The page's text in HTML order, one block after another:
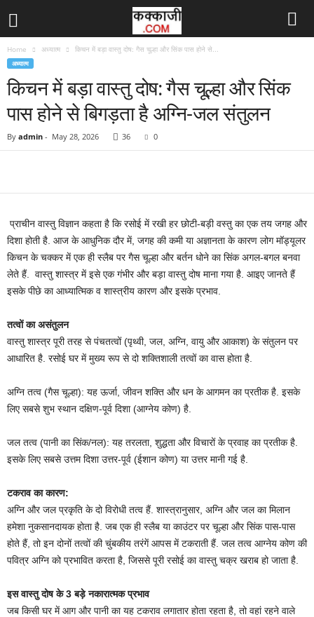
Home अध्यात्म किचन में बड़ा वास्तु दोष: गैस चूल्हा और सिंक पास होने से...
अध्यात्म
किचन में बड़ा वास्तु दोष: गैस चूल्हा और सिंक
पास होने से बिगड़ता है अग्नि-जल संतुलन
By admin - May 28, 2026 36 0
प्राचीन वास्तु विज्ञान कहता है कि रसोई में रखी हर छोटी-बड़ी वस्तु का एक तय जगह और
दिशा होती है. आज के आधुनिक दौर में, जगह की कमी या अज्ञानता के कारण लोग मॉड्यूलर
किचन के चक्कर में एक ही स्लैब पर गैस चूल्हा और बर्तन धोने का सिंक अगल-बगल बनवा
लेते हैं. वास्तु शास्त्र में इसे एक गंभीर और बड़ा वास्तु दोष माना गया है. आइए जानते हैं
इसके पीछे का आध्यात्मिक व शास्त्रीय कारण और इसके प्रभाव.
तत्वों का असंतुलन
वास्तु शास्त्र पूरी तरह से पंचतत्वों (पृथ्वी, जल, अग्नि, वायु और आकाश) के संतुलन पर
आधारित है. रसोई घर में मुख्य रूप से दो शक्तिशाली तत्वों का वास होता है.
अग्नि तत्व (गैस चूल्हा): यह ऊर्जा, जीवन शक्ति और धन के आगमन का प्रतीक है. इसके
लिए सबसे शुभ स्थान दक्षिण-पूर्व दिशा (आग्नेय कोण) है.
जल तत्व (पानी का सिंक/नल): यह तरलता, शुद्धता और विचारों के प्रवाह का प्रतीक है.
इसके लिए सबसे उत्तम दिशा उत्तर-पूर्व (ईशान कोण) या उत्तर मानी गई है.
टकराव का कारण:
अग्नि और जल प्रकृति के दो विरोधी तत्व हैं. शास्त्रानुसार, अग्नि और जल का मिलान
हमेशा नुकसानदायक होता है. जब एक ही स्लैब या काउंटर पर चूल्हा और सिंक पास-पास
होते हैं, तो इन दोनों तत्वों की चुंबकीय तरंगें आपस में टकराती हैं. जल तत्व आग्नेय कोण की
पवित्र अग्नि को प्रभावित करता है, जिससे पूरी रसोई का वास्तु चक्र खराब हो जाता है.
इस वास्तु दोष के 3 बड़े नकारात्मक प्रभाव
जब किसी घर में आग और पानी का यह टकराव लगातार होता रहता है, तो वहां रहने वाले